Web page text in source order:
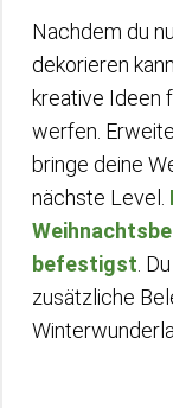
Nachdem du
dekorieren
kreative Ideen
werfen.
bringe deine
nächste Level.
befestigst .
zusätzliche